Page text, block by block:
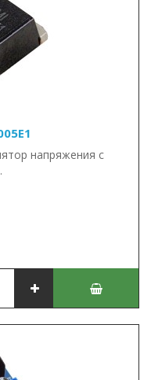
напряжения с